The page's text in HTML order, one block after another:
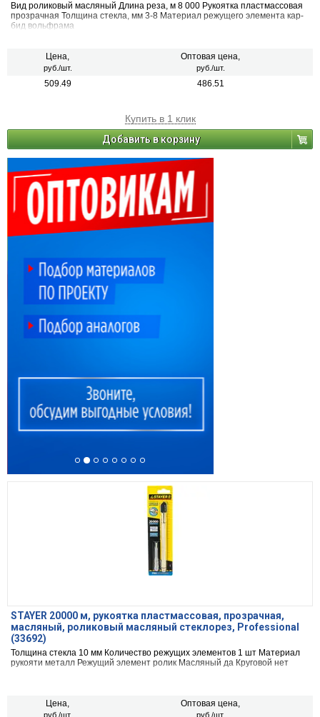
Вид ро­ли­ко­вый мас­ля­ный Длина реза, м 8 000 Рукоятка пласт­мас­со­вая
про­зрач­ная Толщина стекла, мм 3-8 Материал режущего элемента кар­
бид вольф­ра­ма
Цена,
руб./шт.
Оптовая цена,
руб./шт.
509.49 486.51
Купить в 1 клик
Добавить в корзину
STAYER 20000 м, рукоятка пластмассовая, прозрачная,
масляный, роликовый масляный стеклорез, Professional
(33692)
Толщина стекла 10 мм Количество режущих элементов 1 шт Материал
рукояти металл Режущий элемент ролик Масляный да Круговой нет
Цена,
руб./шт.
Оптовая цена,
руб./шт.